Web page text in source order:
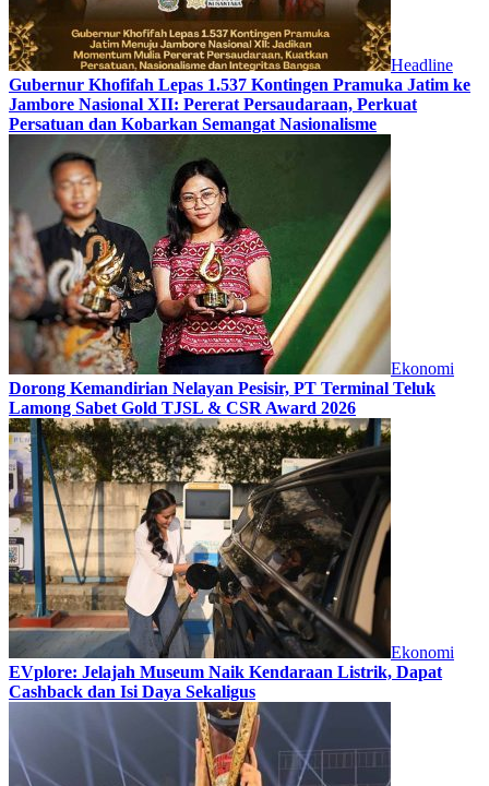
Headline
Gubernur Khofifah Lepas 1.537 Kontingen Pramuka Jatim ke
Jambore Nasional XII: Pererat Persaudaraan, Perkuat
Persatuan dan Kobarkan Semangat Nasionalisme
Ekonomi
Dorong Kemandirian Nelayan Pesisir, PT Terminal Teluk
Lamong Sabet Gold TJSL & CSR Award 2026
Ekonomi
EVplore: Jelajah Museum Naik Kendaraan Listrik, Dapat
Cashback dan Isi Daya Sekaligus